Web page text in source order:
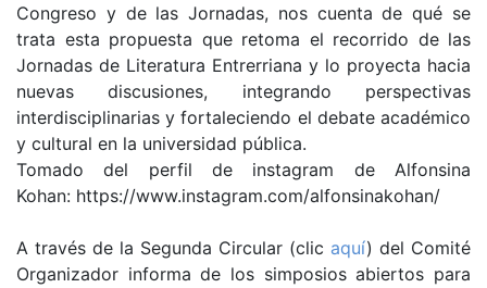
Congreso y de las Jornadas, nos cuenta de qué se
trata esta propuesta que retoma el recorrido de las
Jornadas de Literatura Entrerriana y lo proyecta hacia
nuevas discusiones, integrando perspectivas
interdisciplinarias y fortaleciendo el debate académico
y cultural en la universidad pública.
Tomado del perfil de instagram de Alfonsina
Kohan: https://www.instagram.com/alfonsinakohan/
A través de la Segunda Circular (clic aquí) del Comité
Organizador informa de los simposios abiertos para